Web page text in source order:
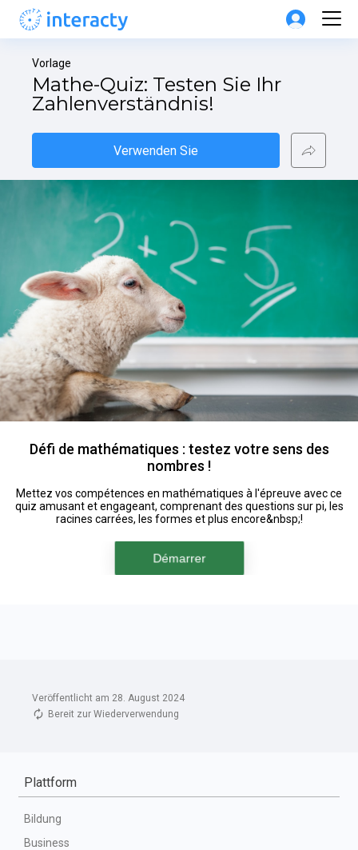
Veröffentlicht am 28. August 2024
Bereit zur Wiederverwendung
Vorlage
Mathe-Quiz: Testen Sie Ihr
Zahlenverständnis!
Verwenden Sie
Plattform
Bildung
Business